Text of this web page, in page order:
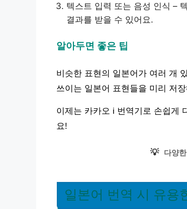
텍스트 입력 또는 음성 인식 –
결과를 받을 수 있어요.
알아두면 좋은 팁
비슷한 표현의 일본어가 여러 개
쓰이는 일본어 표현들을 미리 저
이제는 카카오 i 번역기로 손쉽게
요!
💡 다양
일본어 번역 시 유용